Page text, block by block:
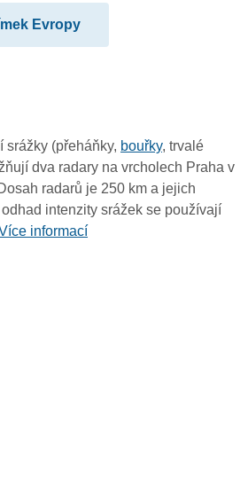
15:00
14:50
14:40
14:30
Evropy
srážky (přeháňky, bouřky, trvalé
dva radary na vrcholech Praha v
radarů je 250 km a jejich
intenzity srážek se používají
informací